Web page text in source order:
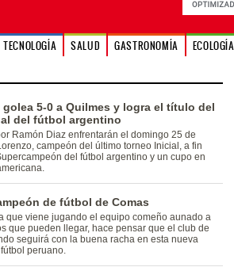
TECNOLOGÍA SALUD GASTRONOMÍA ECOLOGÍA
golea 5-0 a Quilmes y logra el título del
del fútbol argentino
Ramón Diaz enfrentarán el domingo 25 de
campeón del último torneo Inicial, a fin
del fútbol argentino y un cupo en
de fútbol de Comas
que viene jugando el equipo comeño aunado a
que pueden llegar, hace pensar que el club de
seguirá con la buena racha en esta nueva
peruano.